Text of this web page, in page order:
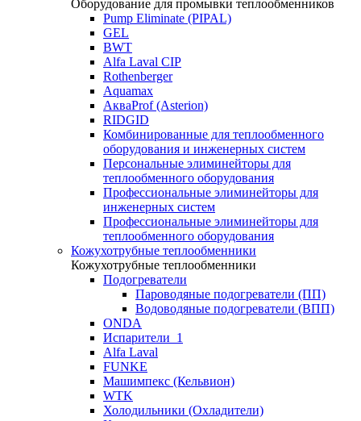
Оборудование для промывки теплообменников
Pump Eliminate (PIPAL)
GEL
BWT
Alfa Laval CIP
Rothenberger
Aquamax
АкваProf (Asterion)
RIDGID
Комбинированные для теплообменного
оборудования и инженерных систем
Персональные элиминейторы для
теплообменного оборудования
Профессиональные элиминейторы для
инженерных систем
Профессиональные элиминейторы для
теплообменного оборудования
Кожухотрубные теплообменники
Кожухотрубные теплообменники
Подогреватели
Пароводяные подогреватели (ПП)
Водоводяные подогреватели (ВПП)
ONDA
Испарители_1
Alfa Laval
FUNKE
Машимпекс (Кельвион)
WTK
Холодильники (Охладители)